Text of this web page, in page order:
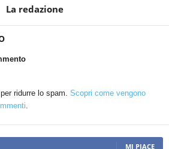
La redazione
ridurre lo spam. Scopri come vengono
MI PIACE